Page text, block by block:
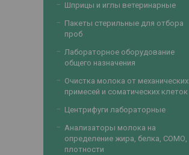
Шприцы и иглы ветеринарные
Пакеты стерильные для отбора
проб
Лабораторное оборудование
общего назначения
Очистка молока от механических
примесей и соматических клеток
Центрифуги лабораторные
Анализаторы молока на
определение жира, белка, СОМО,
плотности